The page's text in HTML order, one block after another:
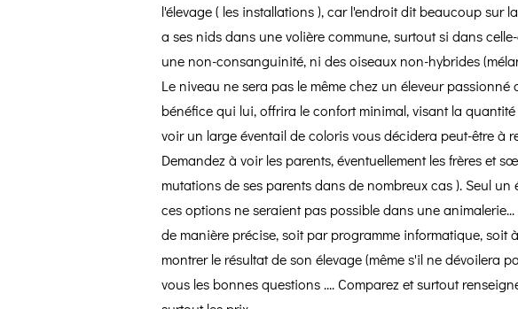
l'élevage ( les installations ), car l'endroit dit beaucoup sur
a ses nids dans une volière commune, surtout si dans
une non-consanguinité, ni des oiseaux non-hybrides
Le niveau ne sera pas le même chez un éleveur
bénéfice qui lui, offrira le confort minimal, visant la
voir un large éventail de coloris vous décidera peut-être à
Demandez à voir les parents, éventuellement les frères et
mutations de ses parents dans de nombreux cas ). Seul
ces options ne seraient pas possible dans une
de manière précise, soit par programme informatique,
montrer le résultat de son élevage (même s'il ne dévoilera
vous les bonnes questions .... Comparez et surtout